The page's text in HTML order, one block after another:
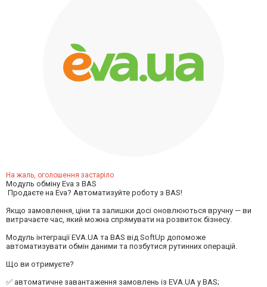
На жаль, оголошення застаріло
Модуль обміну Eva з BAS
️ Продаєте на Eva? Автоматизуйте роботу з BAS!
Якщо замовлення, ціни та залишки досі оновлюються вручну — ви
витрачаєте час, який можна спрямувати на розвиток бізнесу.
Модуль інтеграції EVA.UA та BAS від SoftUp допоможе
автоматизувати обмін даними та позбутися рутинних операцій.
Що ви отримуєте?
✅ автоматичне завантаження замовлень із EVA.UA у BAS;